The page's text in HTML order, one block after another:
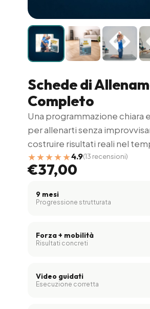
Schede di
Completo
Una programmazione chiara
per allenarti senza
costruire risultati reali nel
★★★★★4.9(13 recensioni)
€37,00
9 mesi
Progressione strutturata
Forza + mobilità
Risultati concreti
Video guidati
Esecuzione corretta